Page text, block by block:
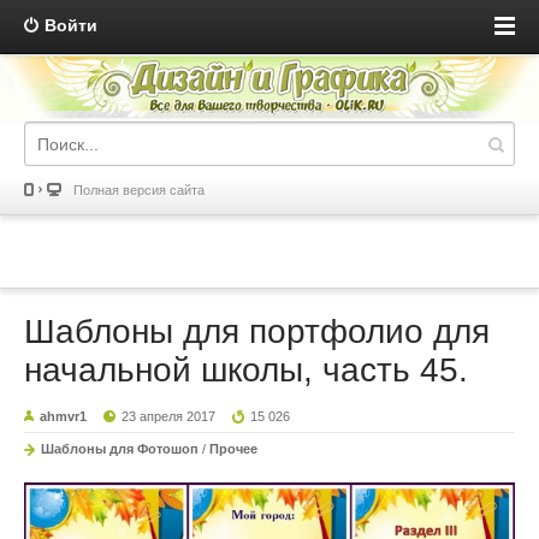
Войти
Полная версия сайта
Шаблоны для портфолио для
начальной школы, часть 45.
ahmvr1 23 апреля 2017 15 026
Шаблоны для Фотошоп / Прочее